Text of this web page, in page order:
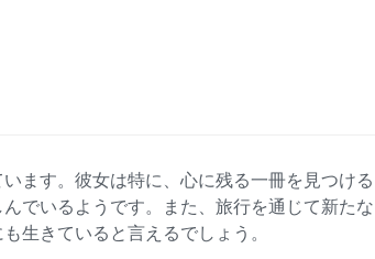
ます。彼女は特に、心に残る一冊を見つける
でいるようです。また、旅行を通じて新たな
生きていると言えるでしょう。